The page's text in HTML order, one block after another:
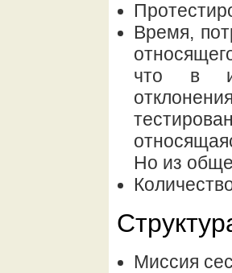
Время,
что в
Но из
Миссия